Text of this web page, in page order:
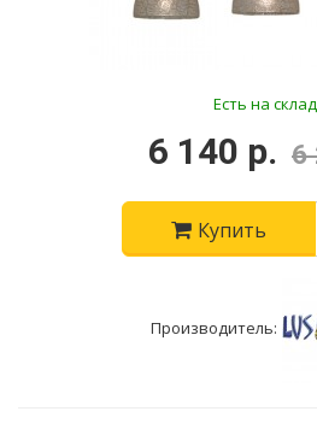
Есть на
6 140 р. 6
Купить
Производитель: